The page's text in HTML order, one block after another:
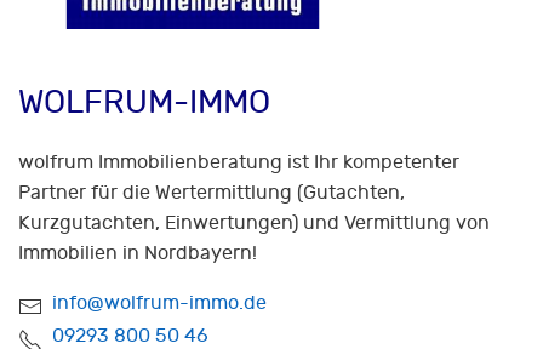
WOLFRUM-IMMO
wolfrum Immobilienberatung ist Ihr kompetenter
Partner für die Wertermittlung (Gutachten,
Kurzgutachten, Einwertungen) und Vermittlung von
Immobilien in Nordbayern!
info@wolfrum-immo.de
09293 800 50 46